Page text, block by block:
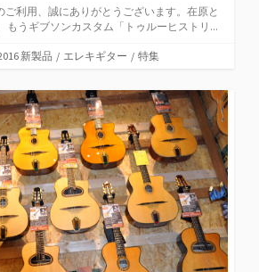
ご利用、誠にありがとうございます。在原と
もうギブソンカスタム「トゥルーヒストリ...
新製品 / エレキギター / 特集